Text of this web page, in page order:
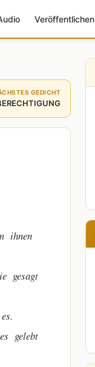
Veröffentlichen
GEDICHT
ihnen
gesagt
gelebt